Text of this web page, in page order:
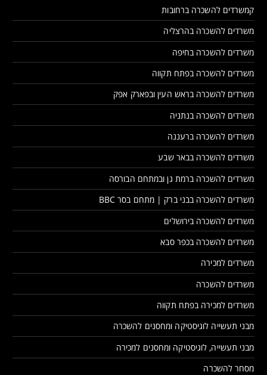
קמשרדים להשכרה ברחובות
משרדים להשכרה בהרצליה
משרדים להשכרה בחיפה
משרדים להשכרה בפתח תקווה
משרדים להשכרה בראש העין ובפארק אפק
משרדים להשכרה בנתניה
משרדים להשכרה ברעננה
משרדים להשכרה בבאר שבע
משרדים להשכרה ברמת גן ובמתחם הבורסה
משרדים להשכרה בבני ברק | מתחם בסר BBC
משרדים להשכרה בירושלים
משרדים להשכרה בכפר סבא
משרדים למכירה
משרדים להשכרה
משרדים למכירה בפתח תקווה
מבני תעשייה לוגיסטיקה ומחסנים להשכרה
מבני תעשייה, לוגיסטיקה ומחסנים למכירה
מסחר להשכרה